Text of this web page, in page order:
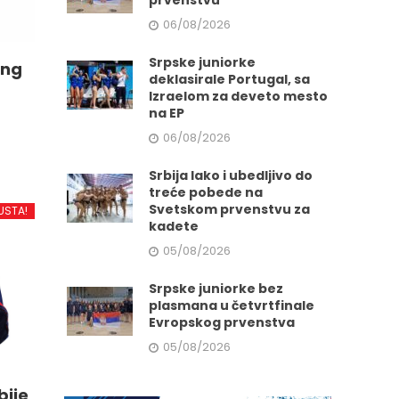
06/08/2026
Srpske juniorke
deklasirale Portugal, sa
Izraelom za deveto mesto
na EP
06/08/2026
Srbija lako i ubedljivo do
treće pobede na
Svetskom prvenstvu za
kadete
05/08/2026
Srpske juniorke bez
plasmana u četvrtfinale
Evropskog prvenstva
05/08/2026